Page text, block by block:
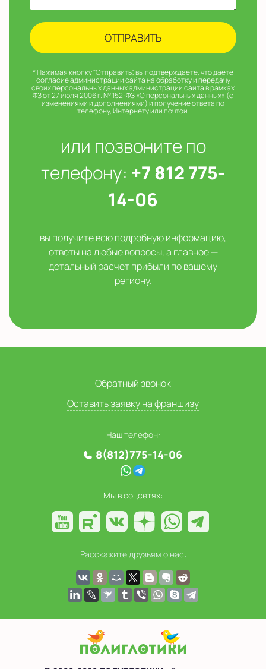
* Нажимая кнопку "Отправить", вы подтверждаете, что даете
согласие администрации сайта на обработку и передачу
своих персональных данных администрации сайта в рамках
ФЗ от 27 июля 2006 г. № 152-ФЗ «О персональных данных» (с
изменениями и дополнениями) и получение ответа по
телефону, Интернету или почтой.
или позвоните по
телефону: +7 812 775-
14-06
вы получите всю подробную информацию,
ответы на любые вопросы, а главное —
детальный расчет прибыли по вашему
региону.
Обратный звонок
Оставить заявку на франшизу
Наш телефон:
8(812)775-14-06
Мы в соцсетях:
Расскажите друзьям о нас: